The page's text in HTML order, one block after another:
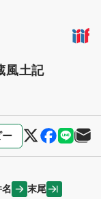
風土記
ー
末尾